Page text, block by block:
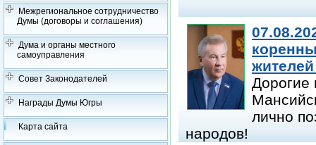
Межрегиональное сотрудничество
Думы (договоры и соглашения)
Дума и органы местного
самоуправления
Совет Законодателей
Награды Думы Югры
Карта сайта
Дорогие
лично
народов!